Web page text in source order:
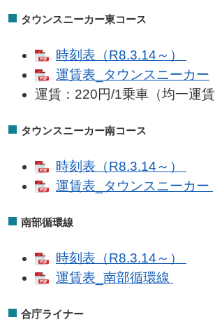
タウンスニーカー東コース
時刻表（R8.3.14～）
運賃表_タウンスニーカー
運賃：220円/1乗車（均一運賃
タウンスニーカー南コース
時刻表（R8.3.14～）
運賃表_タウンスニーカー
南部循環線
時刻表（R8.3.14～）
運賃表_南部循環線
合庁ライナー